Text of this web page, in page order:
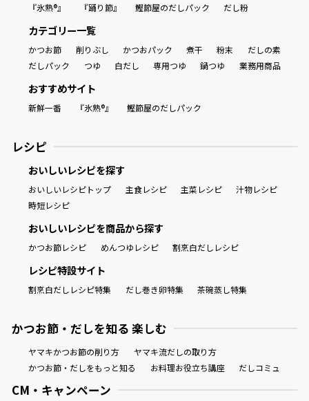
『氷熟®』
『踊り節』 鰹節屋のだしパック だし粉
カテゴリー一覧
かつお節 削りぶし かつおパック 煮干 粉末
だしの素
だしパック
つゆ 白だし 専用つゆ 鍋つゆ 業務用商品
おすすめサイト
新鮮一番 『氷熟®』 鰹節屋のだしパック
レシピ
おいしいレシピを探す
おいしいレシピトップ 主食レシピ 主菜レシピ
汁物レシピ
時短レシピ
おいしいレシピを商品から探す
かつお節レシピ めんつゆレシピ 割烹白だしレシピ
レシピ特設サイト
割烹白だしレシピ特集 だし巻き卵特集 茶碗蒸し特集
かつお節・だしを知る 楽しむ
ヤマキかつお節の削り方
ヤマキ流だしの取り方
かつお節・だしをもっと知る
お料理お役立ち講座 だしコミュ
CM・キャンペーン